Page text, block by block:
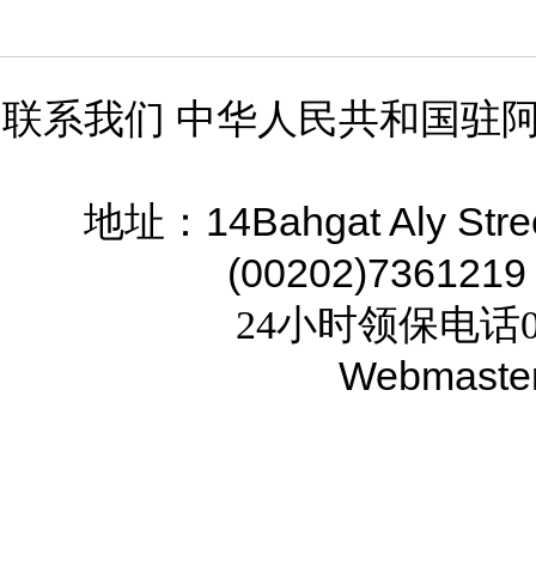
联系我们 中华人民共和国驻
地址： 14Bahgat Aly
(00202)7361219
24小时领保电话